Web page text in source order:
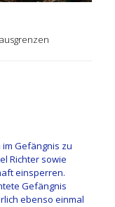
im Gefängnis zu
Richter sowie
einsperren.
Gefängnis
ebenso einmal